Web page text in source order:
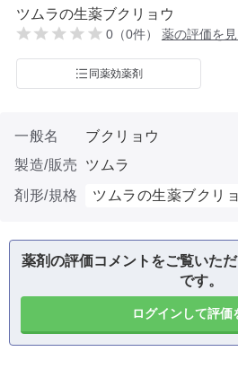
ツムラの生薬ブクリョウ
0（0件） 薬の評価を見
同薬効薬剤
一般名
ブクリョウ
製造/販売
ツムラ
剤形/規格
ツムラの生薬ブクリ
薬剤の評価コメントをご覧いた
です。
ログインして評価